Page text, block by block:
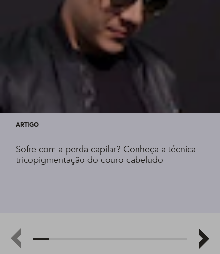
ARTIGO
Sofre com a perda capilar? Conheça a técnica
tricopigmentação do couro cabeludo